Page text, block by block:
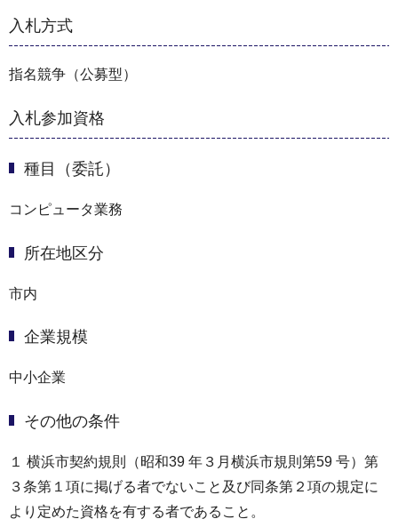
入札方式
指名競争（公募型）
入札参加資格
種目（委託）
コンピュータ業務
所在地区分
市内
企業規模
中小企業
その他の条件
１ 横浜市契約規則（昭和39 年３月横浜市規則第59 号）第
３条第１項に掲げる者でないこと及び同条第２項の規定に
より定めた資格を有する者であること。